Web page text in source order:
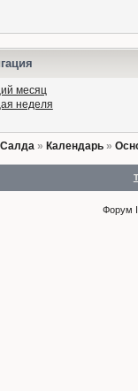
месяц
неделя
» Календарь»
Форум